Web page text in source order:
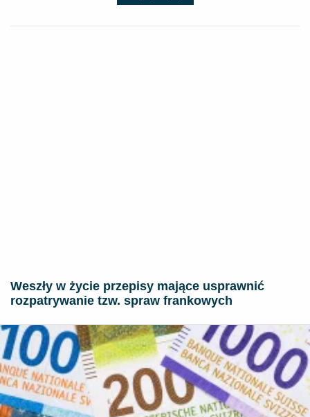
Weszły w życie przepisy mające usprawnić
rozpatrywanie tzw. spraw frankowych